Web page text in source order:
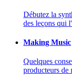
Débutez la
des leçons qui
Making Music
Quelques
producteurs de